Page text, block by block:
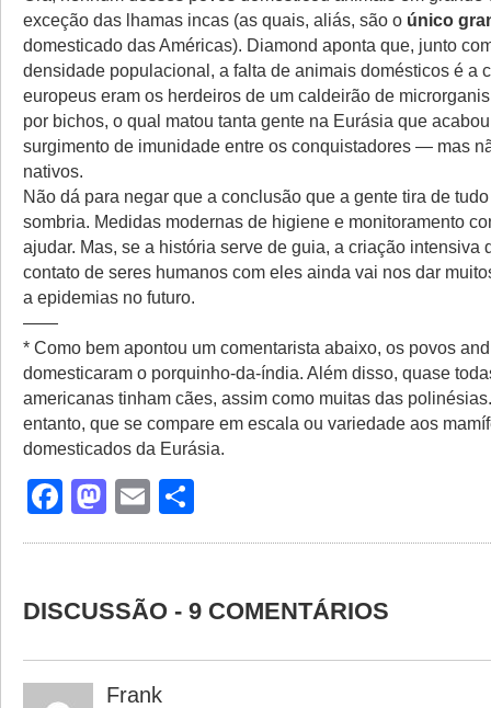
exceção das lhamas incas (as quais, aliás, são o único
domesticado das Américas). Diamond aponta que, junto
densidade populacional, a falta de animais domésticos é a
europeus eram os herdeiros de um caldeirão de
por bichos, o qual matou tanta gente na Eurásia que
surgimento de imunidade entre os conquistadores — mas
nativos.
Não dá para negar que a conclusão que a gente tira de
sombria. Medidas modernas de higiene e monitoramento
ajudar. Mas, se a história serve de guia, a criação intensiva
contato de seres humanos com eles ainda vai nos dar
a epidemias no futuro.
——
* Como bem apontou um comentarista abaixo, os povos
domesticaram o porquinho-da-índia. Além disso, quase
americanas tinham cães, assim como muitas das
entanto, que se compare em escala ou variedade aos
domesticados da Eurásia.
Facebook
Mastodon
Email
DISCUSSÃO - 9 COMENTÁRIOS
Frank